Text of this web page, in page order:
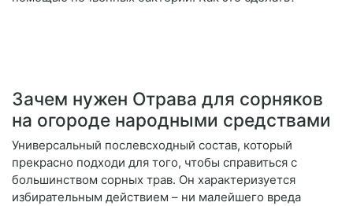
Зачем нужен Отрава для сорняков
на огороде народными средствами
Универсальный послевсходный состав, который
прекрасно подходи для того, чтобы справиться с
большинством сорных трав. Он характеризуется
избирательным действием – ни малейшего вреда